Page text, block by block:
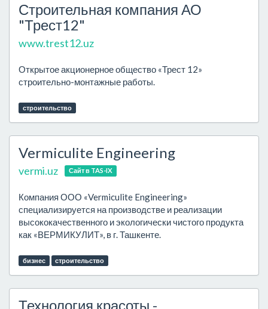
Строительная компания АО
"Трест12"
www.trest12.uz
Открытое акционерное общество «Трест 12»
строительно-монтажные работы.
строительство
Vermiculite Engineering
vermi.uz Сайт в TAS-IX
Компания ООО «Vermiculite Engineering»
специализируется на производстве и реализации
высококачественного и экологически чистого продукта
как «ВЕРМИКУЛИТ», в г. Ташкенте.
бизнес строительство
Технология красоты -